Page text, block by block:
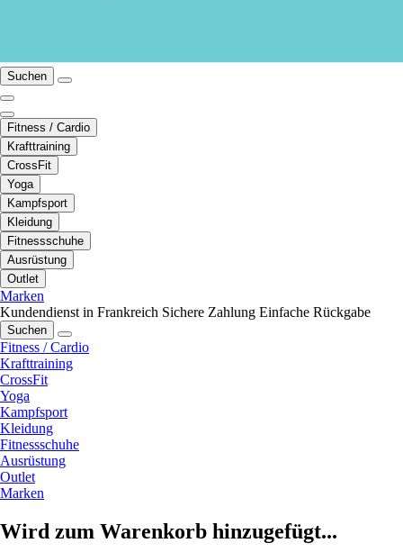
Suchen
Fitness / Cardio
Krafttraining
CrossFit
Yoga
Kampfsport
Kleidung
Fitnessschuhe
Ausrüstung
Outlet
Marken
Kundendienst in Frankreich Sichere Zahlung Einfache Rückgabe
Suchen
Fitness / Cardio
Krafttraining
CrossFit
Yoga
Kampfsport
Kleidung
Fitnessschuhe
Ausrüstung
Outlet
Marken
Wird zum Warenkorb hinzugefügt...